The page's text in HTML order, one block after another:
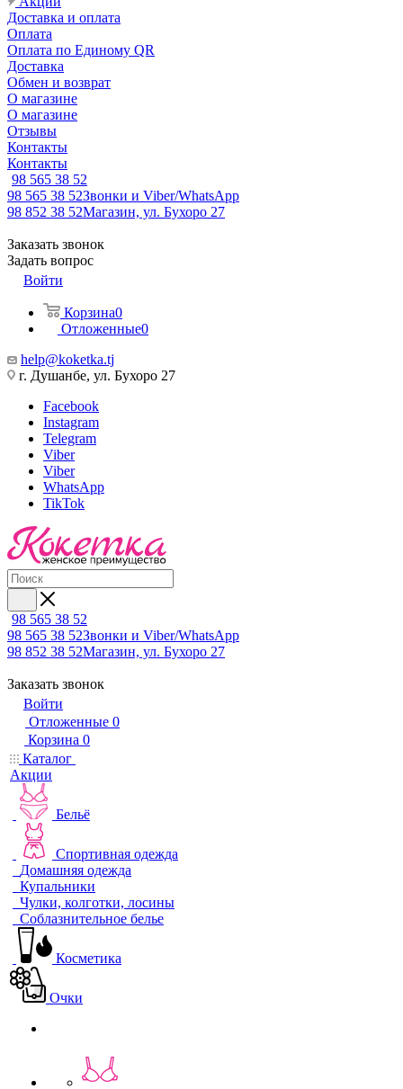
Доставка и оплата
Оплата
Оплата по Единому QR
Доставка
Обмен и возврат
О магазине
О магазине
Отзывы
Контакты
Контакты
98 565 38 52
98 565 38 52Звонки и Viber/WhatsApp
98 852 38 52Магазин, ул. Бухоро 27
Заказать звонок
Задать вопрос
Войти
Корзина0
Отложенные0
help@koketka.tj
г. Душанбе, ул. Бухоро 27
Facebook
Instagram
Telegram
Viber
Viber
WhatsApp
TikTok
98 565 38 52
98 565 38 52Звонки и Viber/WhatsApp
98 852 38 52Магазин, ул. Бухоро 27
Заказать звонок
Войти
Отложенные 0
Корзина 0
Каталог
Акции
Бельё
Спортивная одежда
Домашняя одежда
Купальники
Чулки, колготки, лосины
Соблазнительное белье
Косметика
Очки